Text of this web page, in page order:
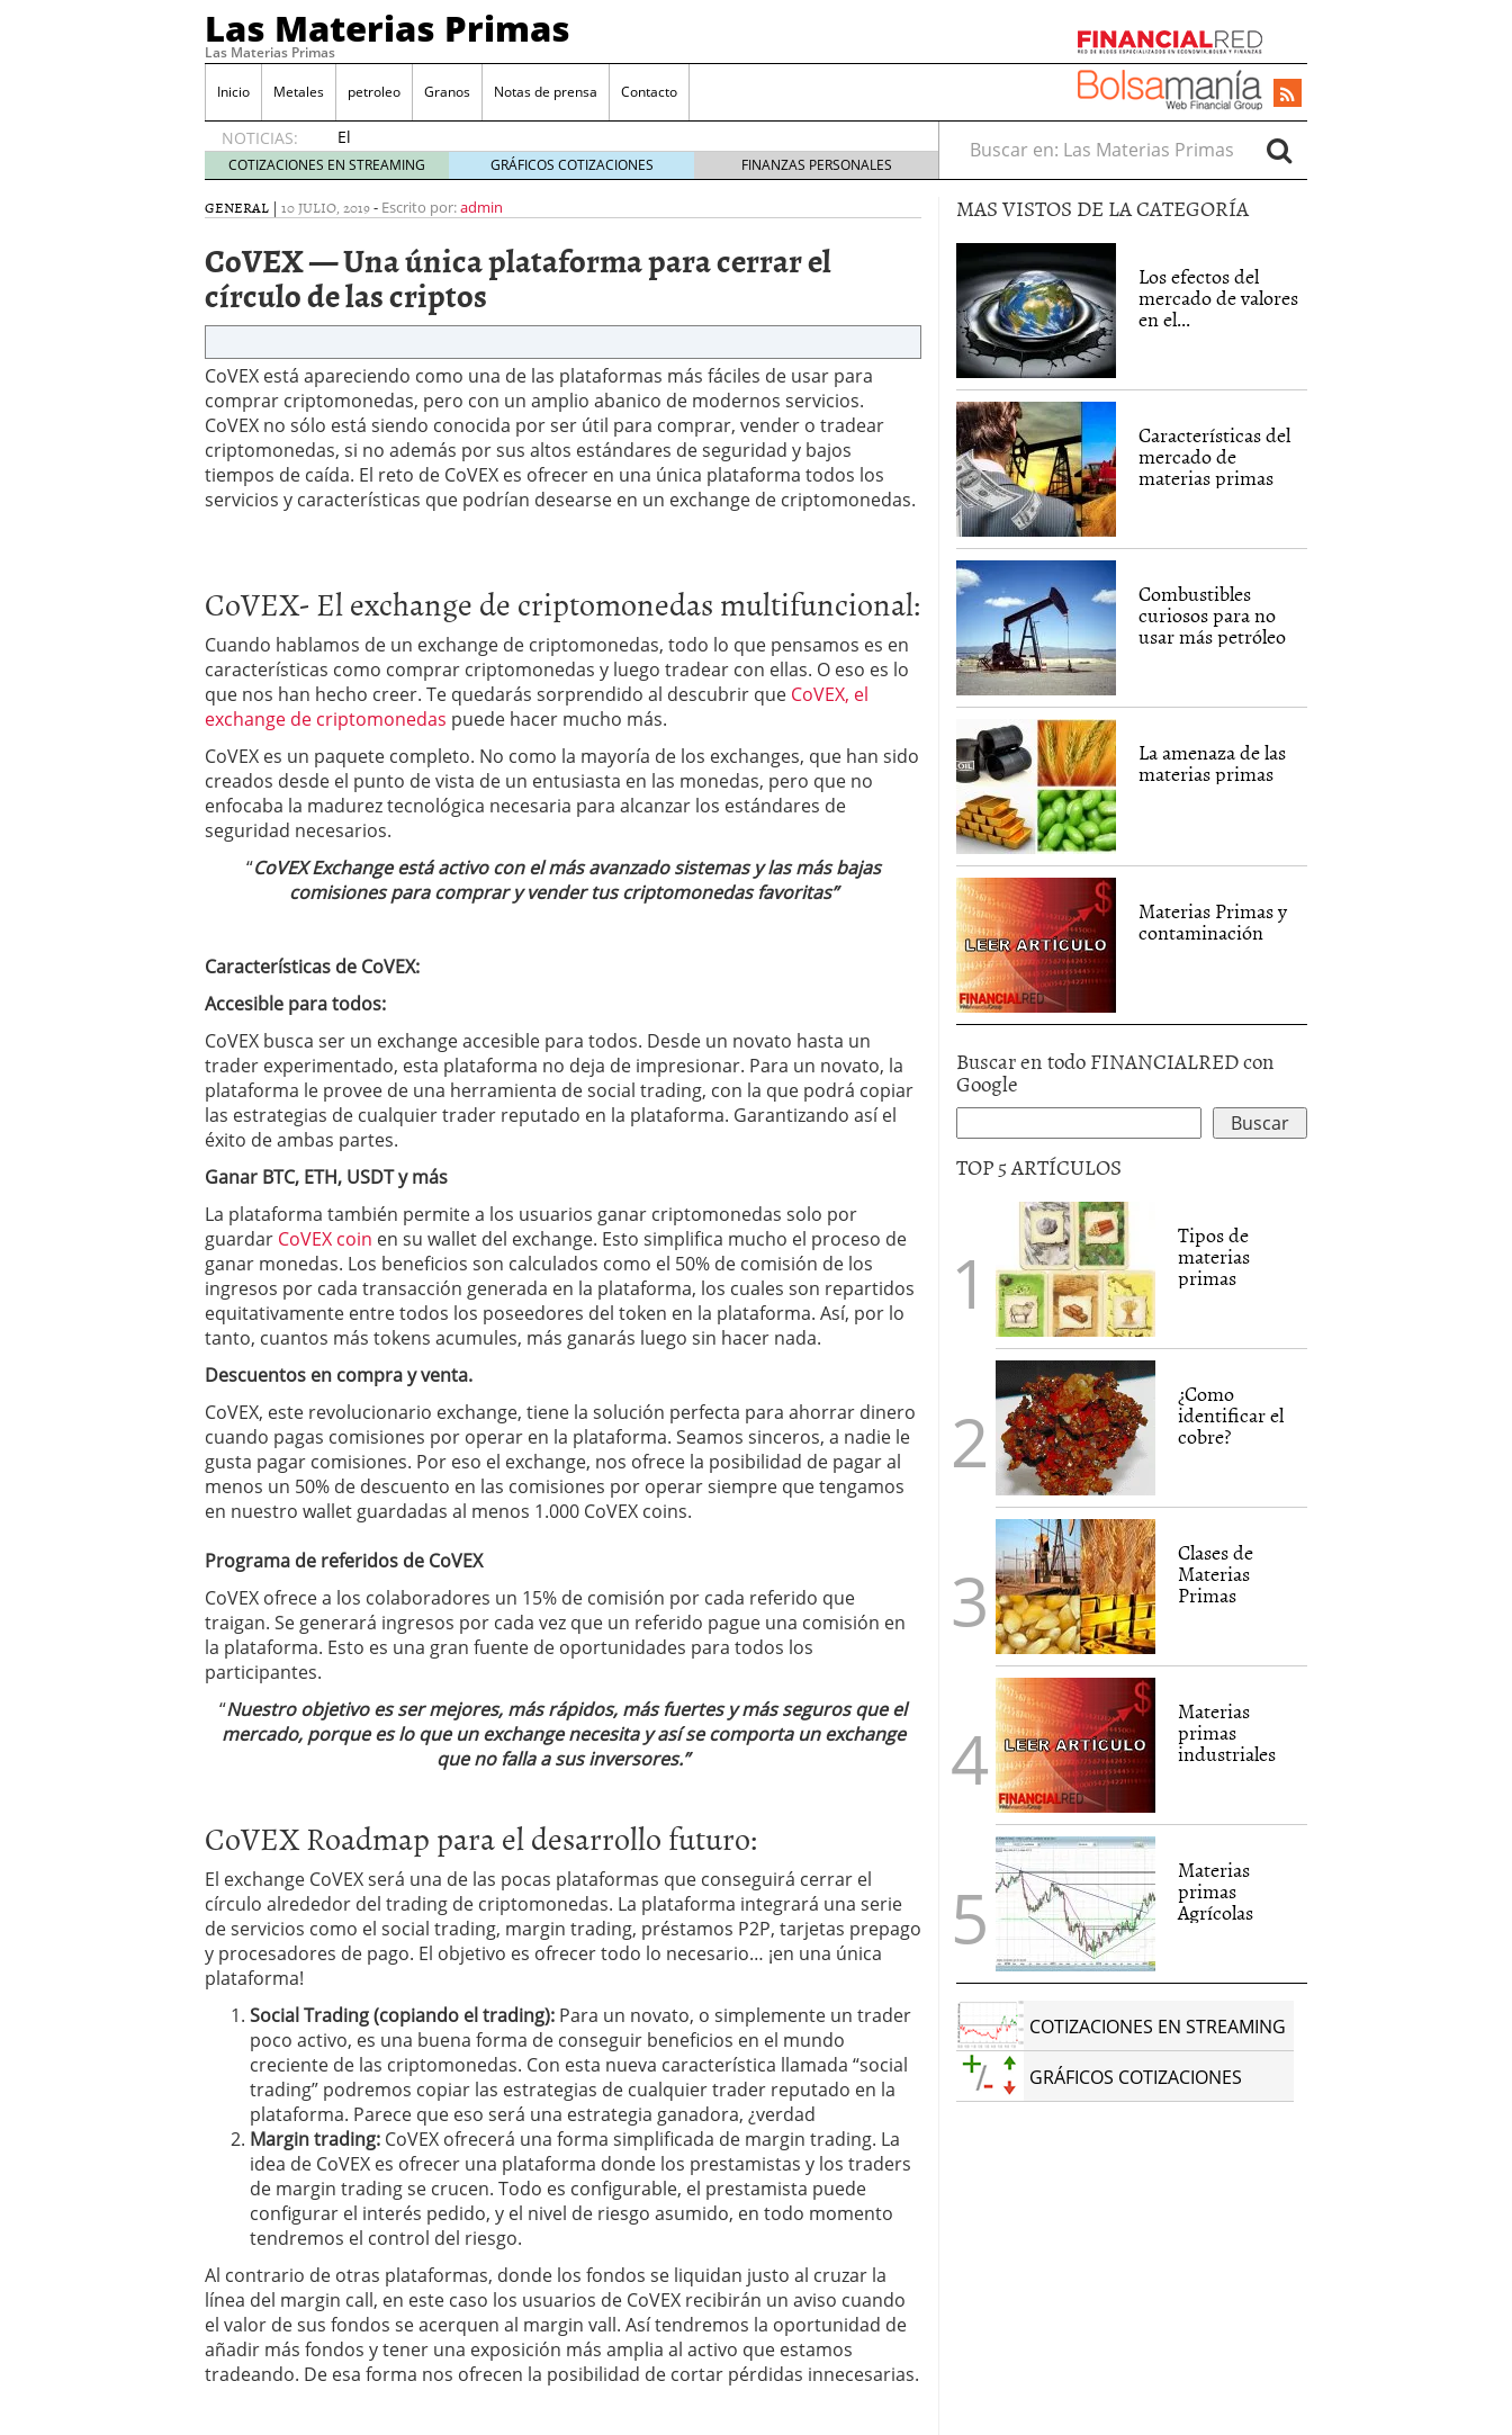
Las Materias Primas
Las Materias Primas
Inicio Metales petroleo Granos Notas de prensa Contacto
NOTICIAS:
El
Ecosistema
Kuailian,
acercando
tecnología
blockchain
a todo el
2020
Presentación de Silk Road Coin por LGR Global 20 marzo 2020
WorldMarkets sigue con el éxito de su trading de Inteligencia Artificial 6
marzo 2020
LocalAgro – Plataforma basada en blockchain para los negocios del sector
agrónomo
MYTVCHAIN Primera plataforma de web tv del mundo dedicada a clubs
COTIZACIONES EN STREAMING GRÁFICOS COTIZACIONES FINANZAS PERSONALES
Buscar en:
GENERAL | 10 JULIO, 2019- Escrito por:admin
CoVEX — Una única plataforma para cerrar el
círculo de las criptos
CoVEX está apareciendo como una de las plataformas más fáciles de usar para
comprar criptomonedas, pero con un amplio abanico de modernos servicios.
CoVEX no sólo está siendo conocida por ser útil para comprar, vender o tradear
criptomonedas, si no además por sus altos estándares de seguridad y bajos
tiempos de caída. El reto de CoVEX es ofrecer en una única plataforma todos los
servicios y características que podrían desearse en un exchange de criptomonedas.
CoVEX- El exchange de criptomonedas multifuncional:
Cuando hablamos de un exchange de criptomonedas, todo lo que pensamos es en
características como comprar criptomonedas y luego tradear con ellas. O eso es lo
que nos han hecho creer. Te quedarás sorprendido al descubrir que CoVEX, el
exchange de criptomonedas puede hacer mucho más.
CoVEX es un paquete completo. No como la mayoría de los exchanges, que han sido
creados desde el punto de vista de un entusiasta en las monedas, pero que no
enfocaba la madurez tecnológica necesaria para alcanzar los estándares de
seguridad necesarios.
“CoVEX Exchange está activo con el más avanzado sistemas y las más bajas
comisiones para comprar y vender tus criptomonedas favoritas”
Características de CoVEX:
Accesible para todos:
CoVEX busca ser un exchange accesible para todos. Desde un novato hasta un
trader experimentado, esta plataforma no deja de impresionar. Para un novato, la
plataforma le provee de una herramienta de social trading, con la que podrá copiar
las estrategias de cualquier trader reputado en la plataforma. Garantizando así el
éxito de ambas partes.
Ganar BTC, ETH, USDT y más
La plataforma también permite a los usuarios ganar criptomonedas solo por
guardar CoVEX coin en su wallet del exchange. Esto simplifica mucho el proceso de
ganar monedas. Los beneficios son calculados como el 50% de comisión de los
ingresos por cada transacción generada en la plataforma, los cuales son repartidos
equitativamente entre todos los poseedores del token en la plataforma. Así, por lo
tanto, cuantos más tokens acumules, más ganarás luego sin hacer nada.
Descuentos en compra y venta.
CoVEX, este revolucionario exchange, tiene la solución perfecta para ahorrar dinero
cuando pagas comisiones por operar en la plataforma. Seamos sinceros, a nadie le
gusta pagar comisiones. Por eso el exchange, nos ofrece la posibilidad de pagar al
menos un 50% de descuento en las comisiones por operar siempre que tengamos
en nuestro wallet guardadas al menos 1.000 CoVEX coins.
Programa de referidos de CoVEX
CoVEX ofrece a los colaboradores un 15% de comisión por cada referido que
traigan. Se generará ingresos por cada vez que un referido pague una comisión en
la plataforma. Esto es una gran fuente de oportunidades para todos los
participantes.
“Nuestro objetivo es ser mejores, más rápidos, más fuertes y más seguros que el
mercado, porque es lo que un exchange necesita y así se comporta un exchange
que no falla a sus inversores.”
CoVEX Roadmap para el desarrollo futuro:
El exchange CoVEX será una de las pocas plataformas que conseguirá cerrar el
círculo alrededor del trading de criptomonedas. La plataforma integrará una serie
de servicios como el social trading, margin trading, préstamos P2P, tarjetas prepago
y procesadores de pago. El objetivo es ofrecer todo lo necesario… ¡en una única
plataforma!
Social Trading (copiando el trading): Para un novato, o simplemente un trader
poco activo, es una buena forma de conseguir beneficios en el mundo
creciente de las criptomonedas. Con esta nueva característica llamada “social
trading” podremos copiar las estrategias de cualquier trader reputado en la
plataforma. Parece que eso será una estrategia ganadora, ¿verdad
Margin trading: CoVEX ofrecerá una forma simplificada de margin trading. La
idea de CoVEX es ofrecer una plataforma donde los prestamistas y los traders
de margin trading se crucen. Todo es configurable, el prestamista puede
configurar el interés pedido, y el nivel de riesgo asumido, en todo momento
tendremos el control del riesgo.
Al contrario de otras plataformas, donde los fondos se liquidan justo al cruzar la
línea del margin call, en este caso los usuarios de CoVEX recibirán un aviso cuando
el valor de sus fondos se acerquen al margin vall. Así tendremos la oportunidad de
añadir más fondos y tener una exposición más amplia al activo que estamos
tradeando. De esa forma nos ofrecen la posibilidad de cortar pérdidas innecesarias.
MAS VISTOS DE LA CATEGORÍA
Los efectos del
mercado de valores
en el...
Características del
mercado de
materias primas
Combustibles
curiosos para no
usar más petróleo
La amenaza de las
materias primas
Materias Primas y
contaminación
Buscar en todo FINANCIALRED con
Google
TOP 5 ARTÍCULOS
Tipos de
materias
primas
¿Como
identificar el
cobre?
Clases de
Materias
Primas
Materias
primas
industriales
Materias
primas
Agrícolas
COTIZACIONES EN STREAMING
GRÁFICOS COTIZACIONES